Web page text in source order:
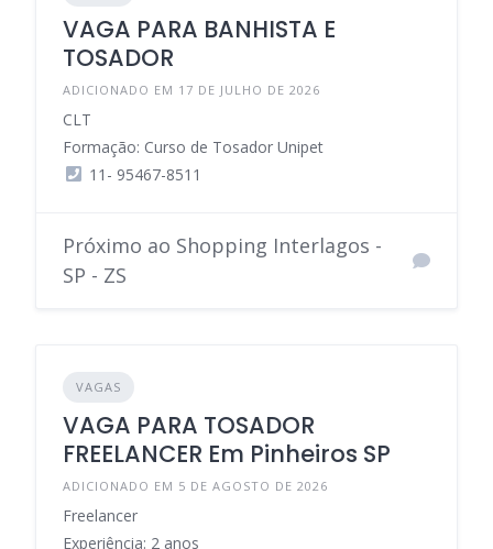
VAGA PARA BANHISTA E
TOSADOR
ADICIONADO EM 17 DE JULHO DE 2026
CLT
Formação: Curso de Tosador Unipet
11- 95467-8511
Próximo ao Shopping Interlagos -
SP - ZS
VAGAS
VAGA PARA TOSADOR
FREELANCER Em Pinheiros SP
ADICIONADO EM 5 DE AGOSTO DE 2026
Freelancer
Experiência: 2 anos